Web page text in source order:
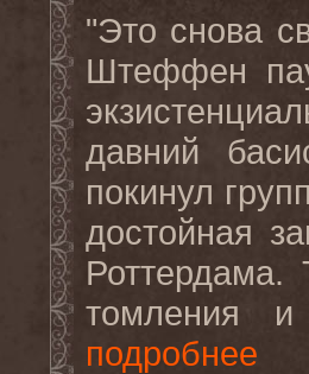
"Это снова
Штеффен
давний
покинул
достойная
томления и
подробнее